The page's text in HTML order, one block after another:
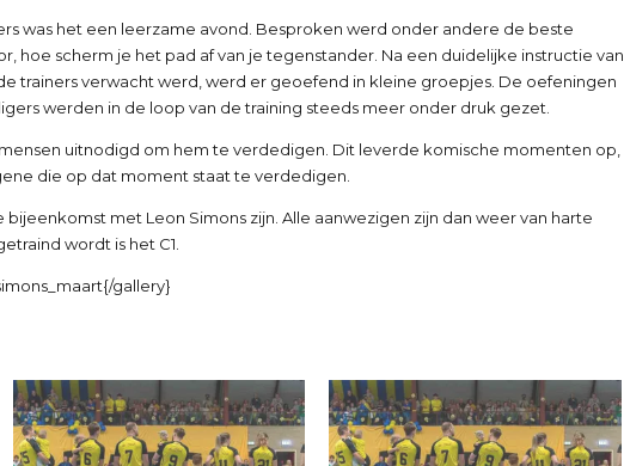
was het een leerzame avond. Besproken werd onder andere de beste
hoe scherm je het pad af van je tegenstander. Na een duidelijke instructie van
trainers verwacht werd, werd er geoefend in kleine groepjes. De oefeningen
werden in de loop van de training steeds meer onder druk gezet.
uitnodigd om hem te verdedigen. Dit leverde komische momenten op,
die op dat moment staat te verdedigen.
bijeenkomst met Leon Simons zijn. Alle aanwezigen zijn dan weer van harte
wordt is het C1.
gallery}